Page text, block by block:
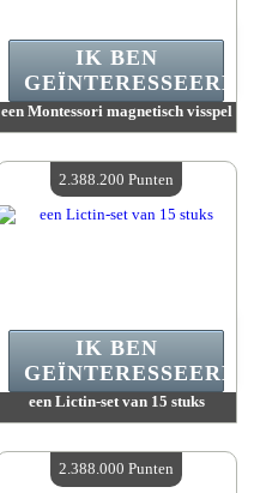
een Montessori magnetisch visspel
Beschikbare hoeveelheid :4
IK BEN
GEÏNTERESSEERD.
een Lictin-set van 15 stuks
Beschikbare hoeveelheid :4
IK BEN
GEÏNTERESSEERD.
2.388.200 Punten
2.388.000 Punten